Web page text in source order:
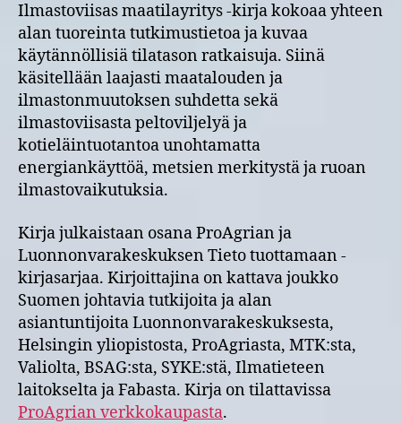
Ilmastoviisas maatilayritys -kirja kokoaa yhteen
alan tuoreinta tutkimustietoa ja kuvaa
käytännöllisiä tilatason ratkaisuja. Siinä
käsitellään laajasti maatalouden ja
ilmastonmuutoksen suhdetta sekä
ilmastoviisasta peltoviljelyä ja
kotieläintuotantoa unohtamatta
energiankäyttöä, metsien merkitystä ja ruoan
ilmastovaikutuksia.
Kirja julkaistaan osana ProAgrian ja
Luonnonvarakeskuksen Tieto tuottamaan -
kirjasarjaa. Kirjoittajina on kattava joukko
Suomen johtavia tutkijoita ja alan
asiantuntijoita Luonnonvarakeskuksesta,
Helsingin yliopistosta, ProAgriasta, MTK:sta,
Valiolta, BSAG:sta, SYKE:stä, Ilmatieteen
laitokselta ja Fabasta. Kirja on tilattavissa
ProAgrian verkkokaupasta.